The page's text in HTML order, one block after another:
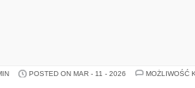
POSTED ON MAR - 11 - 2026
MOŻLIWOŚĆ